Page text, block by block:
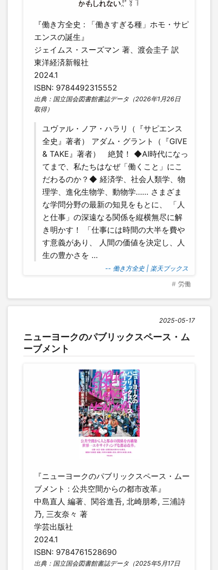
『働き方全史 : 「働きすぎる種」ホモ・サピ
エンスの誕生』
ジェイムス・スーズマン 著、渡会圭子 訳
東洋経済新報社
2024.1
ISBN: 9784492315552
出典：国立国会図書館書誌データ（2026年1月26日
取得）
ユヴァル・ノア・ハラリ（『サピエンス
全史』著者） アダム・グラント（『GIVE
& TAKE』著者） 絶賛！ ◆AI時代になっ
てまで、私たちはなぜ「働くこと」にこ
だわるのか？◆ 経済学、社会人類学、物
理学、進化生物学、動物学…… さまざま
な学問分野の最新の知見をもとに、 「人
と仕事」の深遠なる関係を縦横無尽に解
き明かす！ 「仕事には時間の大半を費や
す意義があり、 人間の価値を決定し、人
生の豊かさを …
-- 働き方全史 | 楽天ブックス
労働
2025-05-17
ニューヨークのパブリックスペース・ム
ーブメント
『ニューヨークのパブリックスペース・ムー
ブメント : 公共空間からの都市改革』
中島直人 編著、関谷進吾, 北崎朋希, 三浦詩
乃, 三友奈々 著
学芸出版社
2024.1
ISBN: 9784761528690
出典：国立国会図書館書誌データ（2025年5月17日